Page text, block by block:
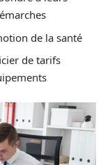
de la santé
de tarifs